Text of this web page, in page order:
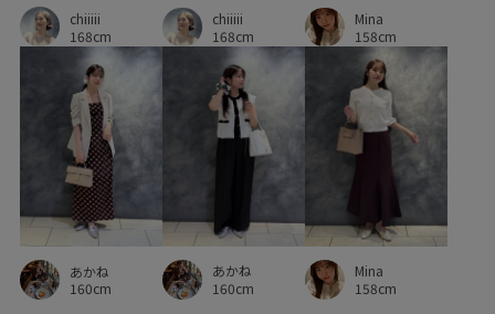
chiiiii
168cm
chiiiii
168cm
Mina
158cm
あかね
160cm
あかね
160cm
Mina
158cm